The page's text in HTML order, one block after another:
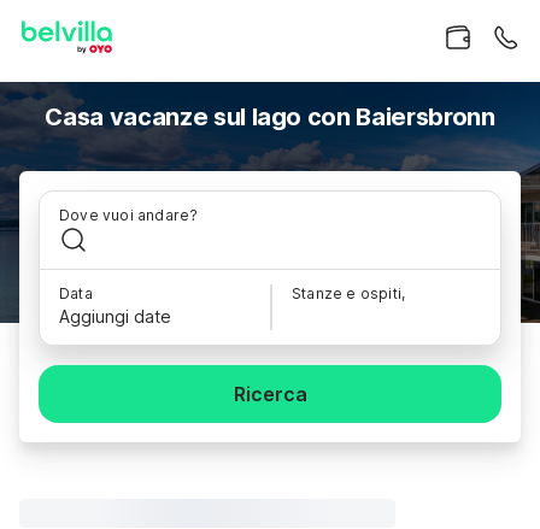
Casa vacanze sul lago con Baiersbronn
Dove vuoi andare?
Data
Aggiungi date
Stanze e ospiti,
Ricerca